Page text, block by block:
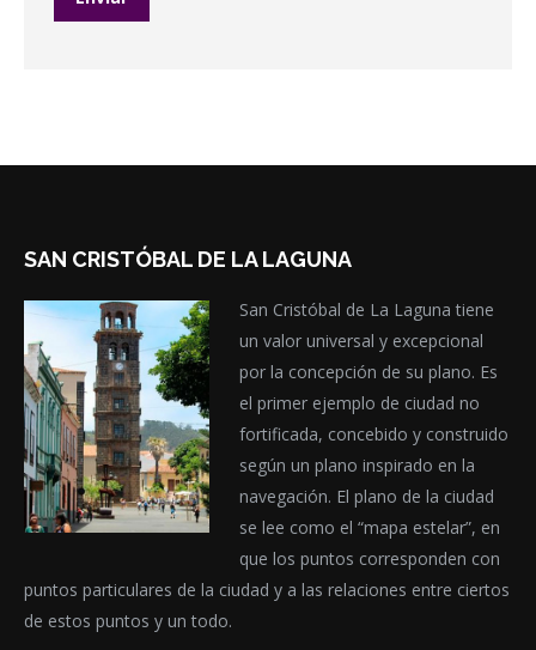
SAN CRISTÓBAL DE LA LAGUNA
San Cristóbal de La Laguna tiene
un valor universal y excepcional
por la concepción de su plano. Es
el primer ejemplo de ciudad no
fortificada, concebido y construido
según un plano inspirado en la
navegación. El plano de la ciudad
se lee como el “mapa estelar”, en
que los puntos corresponden con
puntos particulares de la ciudad y a las relaciones entre ciertos
de estos puntos y un todo.